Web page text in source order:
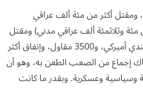
أكثر من مئة ألف عراقي
مئة وثلاثمئة ألف عراقي مدني) ومقتل
حوالي خمسة آلاف جندي أميركي، و3500 مقاول، وإنفاق أكثر
إجماع من الصعب الطعن به، وهو أن
وسياسية وعسكرية. وبقدر ما كانت